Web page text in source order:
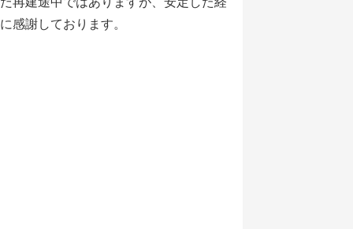
感謝しております。